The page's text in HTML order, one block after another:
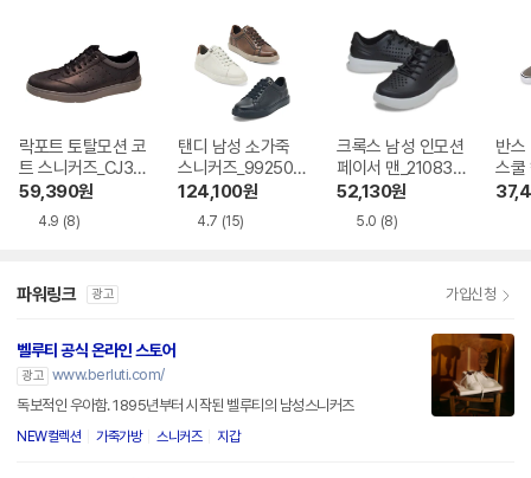
락포트 토탈모션 코
트 스니커즈_CJ310
6
59,390원
4.9 (8)
탠디 남성 소가죽
스니커즈_992501
4
124,100원
4.7 (15)
크록스 남성 인모션
페이서 맨_210831-
0OC
52,130원
5.0 (8)
반스
스쿨
파워링크 광고 가입신청
벨루티 공식 온라인 스토어
광고 www.berluti.com/
독보적인 우아함. 1895년부터 시작된 벨루티의 남성스니커즈
NEW컬렉션 가죽가방 스니커즈 지갑